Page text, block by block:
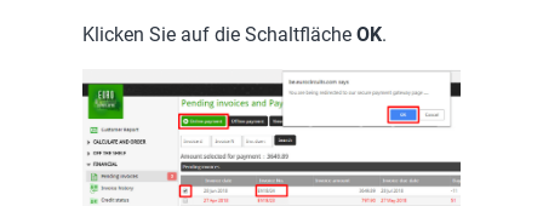
Klicken Sie auf die Schaltfläche OK.